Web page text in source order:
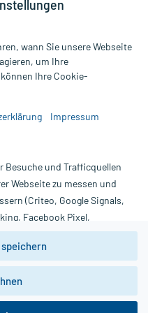
Versandkosten
ausschließlich für
einen Arzt. Bitte
| Diese Webseite benutzt
die wichtigen Hinweise in
Widerruf einer Bestellung
Bewertungen
wann Sie unsere Webseite
um Ihre
Ihre Cookie-
Impressum
Besuche und Trafficquellen
Webseite zu messen und
(Criteo, Google Signals,
Facebook Pixel,
die
gem. EU-
in Drittstaaten bzw.